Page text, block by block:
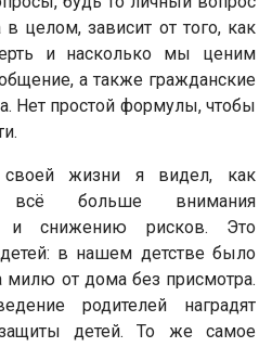
целом, зависит от того, как
и насколько мы ценим
а также гражданские
Нет простой формулы, чтобы
жизни я видел, как
всё больше внимания
и снижению рисков. Это
в нашем детстве было
милю от дома без присмотра.
родителей наградят
детей. То же самое